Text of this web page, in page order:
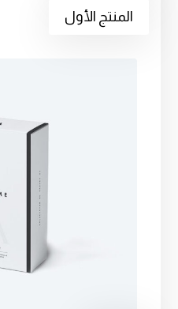
المنتج الأول